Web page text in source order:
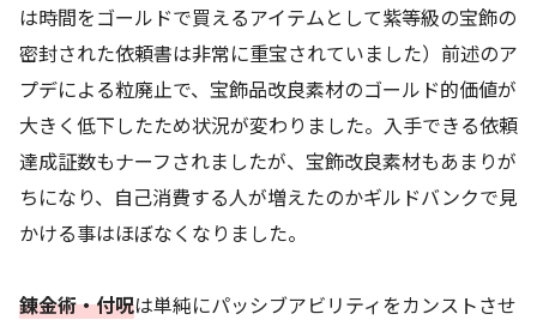
は時間をゴールドで買えるアイテムとして紫等級の宝飾の
密封された依頼書は非常に重宝されていました）前述のア
プデによる粒廃止で、宝飾品改良素材のゴールド的価値が
大きく低下したため状況が変わりました。入手できる依頼
達成証数もナーフされましたが、宝飾改良素材もあまりが
ちになり、自己消費する人が増えたのかギルドバンクで見
かける事はほぼなくなりました。
錬金術・付呪は単純にパッシブアビリティをカンストさせ